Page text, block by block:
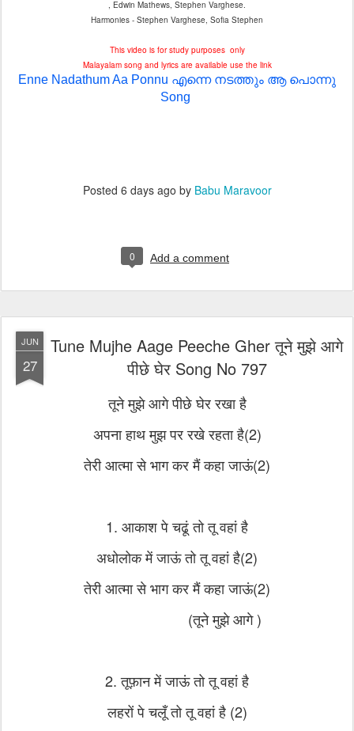
, Edwin Mathews, Stephen Varghese.
Harmonies - Stephen Varghese, Sofia Stephen
This video is for study purposes only
Malayalam song and lyrics are available use the link
Enne Nadathum Aa Ponnu എന്നെ നടത്തും ആ പൊന്നു
Song
Posted 6 days ago by Babu Maravoor
0 Add a comment
JUN
27
Tune Mujhe Aage Peeche Gher तूने मुझे आगे
पीछे घेर Song No 797
तूने मुझे आगे पीछे घेर रखा है
अपना हाथ मुझ पर रखे रहता है(2)
तेरी आत्मा से भाग कर मैं कहा जाऊं(2)
1. आकाश पे चढूं तो तू वहां है
अधोलोक में जाऊं तो तू वहां है(2)
तेरी आत्मा से भाग कर मैं कहा जाऊं(2)
(तूने मुझे आगे )
2. तूफ़ान में जाऊं तो तू वहां है
लहरों पे चलूँ तो तू वहां है (2)